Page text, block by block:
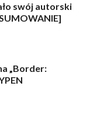
swój autorski
„Border: